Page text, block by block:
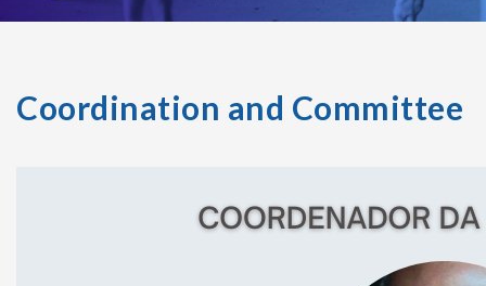
Coordination and Committee